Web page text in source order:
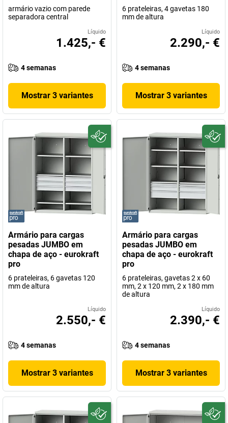
armário vazio com parede
separadora central
Líquido
1.425,- €
4 semanas
Mostrar 3 variantes
6 prateleiras, 4 gavetas 180
mm de altura
Líquido
2.290,- €
4 semanas
Mostrar 3 variantes
Armário para cargas
pesadas JUMBO em
chapa de aço - eurokraft
pro
6 prateleiras, 6 gavetas 120
mm de altura
Líquido
2.550,- €
4 semanas
Mostrar 3 variantes
Armário para cargas
pesadas JUMBO em
chapa de aço - eurokraft
pro
6 prateleiras, gavetas 2 x 60
mm, 2 x 120 mm, 2 x 180 mm
de altura
Líquido
2.390,- €
4 semanas
Mostrar 3 variantes